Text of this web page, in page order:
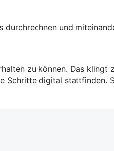
durchrechnen und
zu können. Das klingt
Schritte digital stattfinden.